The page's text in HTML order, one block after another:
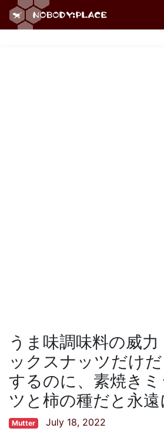
うま味調味料の威
ックスナッツだけ
するのに、素焼き
ツと柿の種だと永遠
Mutter July 18, 2022